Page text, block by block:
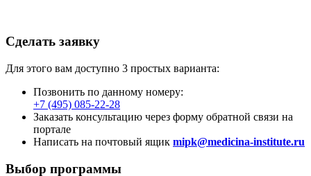
Сделать заявку
Для этого вам доступно 3 простых варианта:
Позвонить по данному номеру:
+7 (495) 085-22-28
Заказать консультацию через форму обратной связи на
портале
Написать на почтовый ящик mipk@medicina-institute.ru
Выбор программы